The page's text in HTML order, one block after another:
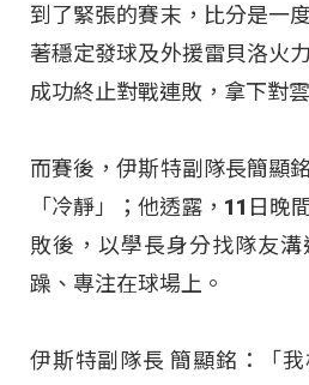
到了緊張的賽末，比分是一
著穩定發球及外援雷貝洛火
成功終止對戰連敗，拿下對
而賽後，伊斯特副隊長簡顯
「冷靜」；他透露，11日晚
敗後，以學長身分找隊友
躁、專注在球場上。
伊斯特副隊長 簡顯銘：「